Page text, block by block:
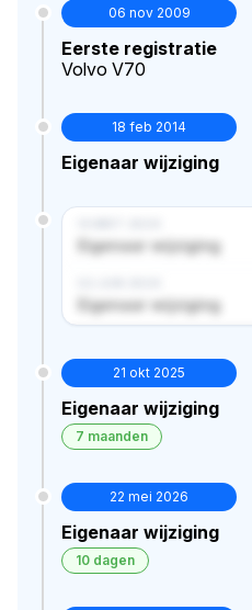
06 nov 2009
Eerste registratie
Volvo V70
18 feb 2014
Eigenaar wijziging
Eigenaar wijziging
Eigenaar wijziging
21 okt 2025
Eigenaar wijziging
7 maanden
22 mei 2026
Eigenaar wijziging
10 dagen